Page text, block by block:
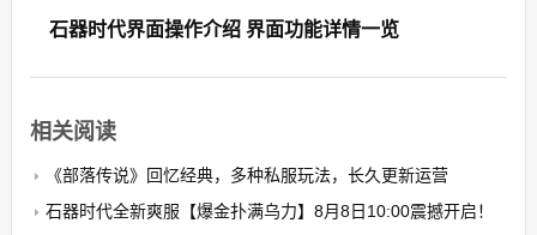
石器时代界面操作介绍 界面功能详情一览
相关阅读
《部落传说》回忆经典，多种私服玩法，长久更新运营
石器时代全新爽服【爆金扑满乌力】8月8日10:00震撼开启！​